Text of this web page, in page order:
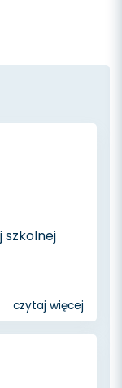
szkolnej
czytaj więcej